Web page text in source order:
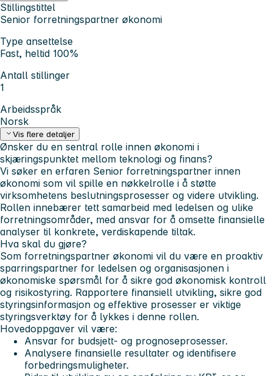
Stillingstittel
Senior forretningspartner økonomi
Type ansettelse
Fast, heltid 100%
Antall stillinger
1
Arbeidsspråk
Norsk
Vis flere detaljer
Ønsker du en sentral rolle innen økonomi i
skjæringspunktet mellom teknologi og finans?
Vi søker en erfaren Senior forretningspartner innen
økonomi som vil spille en nøkkelrolle i å støtte
virksomhetens beslutningsprosesser og videre utvikling.
Rollen innebærer tett samarbeid med ledelsen og ulike
forretningsområder, med ansvar for å omsette finansielle
analyser til konkrete, verdiskapende tiltak.
Hva skal du gjøre?
Som forretningspartner økonomi vil du være en proaktiv
sparringspartner for ledelsen og organisasjonen i
økonomiske spørsmål for å sikre god økonomisk kontroll
og risikostyring. Rapportere finansiell utvikling, sikre god
styringsinformasjon og effektive prosesser er viktige
styringsverktøy for å lykkes i denne rollen.
Hovedoppgaver vil være:
Ansvar for budsjett- og prognoseprosesser.
Analysere finansielle resultater og identifisere
forbedringsmuligheter.